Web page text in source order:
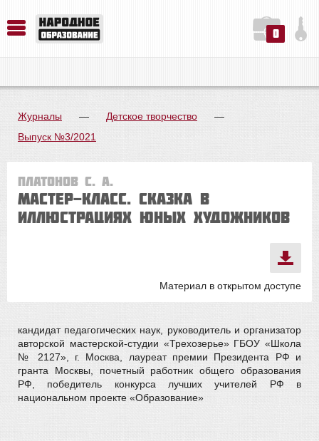
0
Журналы — Детское творчество
—
Выпуск №3/2021
Платонов С. А.
МАСТЕР-КЛАСС. Сказка в
иллюстрациях юных художников
Материал в открытом доступе
кандидат педагогических наук, руководитель и организатор
авторской мастерской-студии «Трехозерье» ГБОУ «Школа
№ 2127», г. Москва, лауреат премии Президента РФ и
гранта Москвы, почетный работник общего образования
РФ, победитель конкурса лучших учителей РФ в
национальном проекте «Образование»